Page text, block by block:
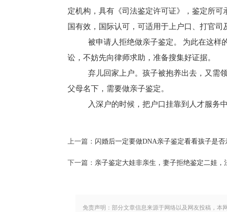
定机构，具有《司法鉴定许可证》，鉴定所
国有效，国际认可，可适用于上户口、打官司
被申请人拒绝做亲子鉴定。 为此在这样
讼，不妨先向律师求助，准备搜集好证据。
弃儿回家上户。孩子被抱养出去，又需
父母名下，需要做亲子鉴定。
入深户的时候，把户口挂靠到人才服务
上一篇： 闪婚后一定要做DNA亲子鉴定看看孩子是否
下一篇： 亲子鉴定大娃非亲生，妻子拒绝鉴定二娃
免责声明：部分文章信息来源于网络以及网友投稿，本